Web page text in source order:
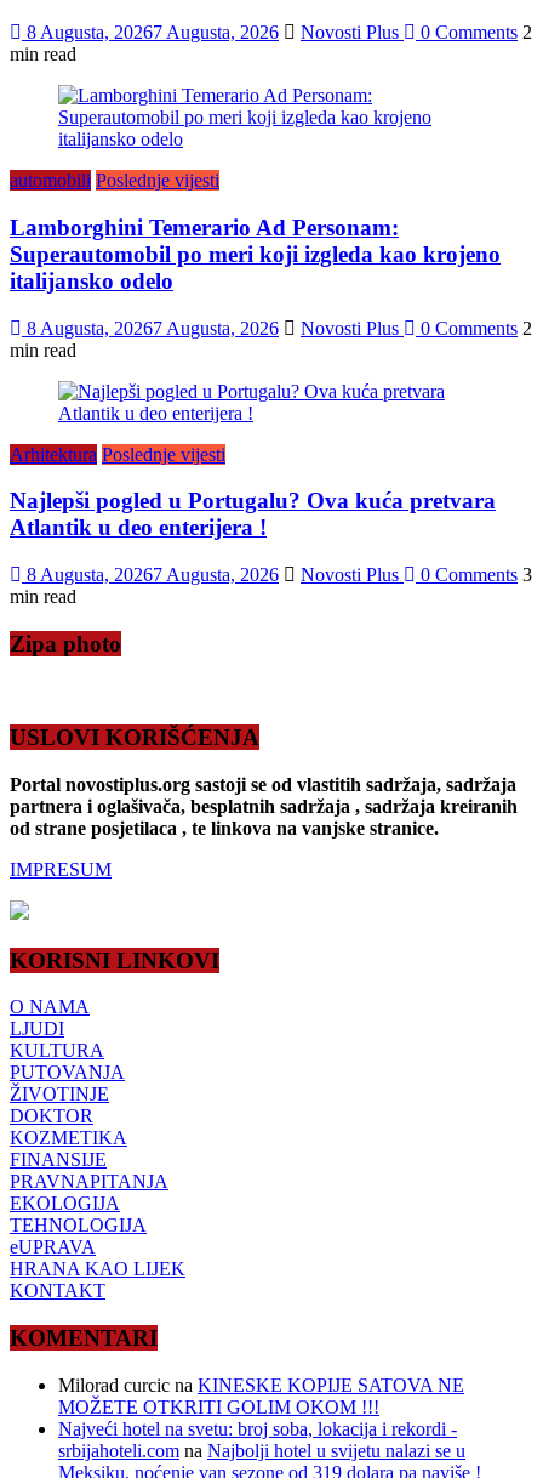
8 Augusta, 20267 Augusta, 2026 Novosti Plus 0 Comments 2
min read
automobili Poslednje vijesti
Lamborghini Temerario Ad Personam:
Superautomobil po meri koji izgleda kao krojeno
italijansko odelo
8 Augusta, 20267 Augusta, 2026 Novosti Plus 0 Comments 2
min read
Arhitektura Poslednje vijesti
Najlepši pogled u Portugalu? Ova kuća pretvara
Atlantik u deo enterijera !
8 Augusta, 20267 Augusta, 2026 Novosti Plus 0 Comments 3
min read
Zipa photo
USLOVI KORIŠĆENJA
Portal novostiplus.org sastoji se od vlastitih sadržaja, sadržaja
partnera i oglašivača, besplatnih sadržaja , sadržaja kreiranih
od strane posjetilaca , te linkova na vanjske stranice.
IMPRESUM
KORISNI LINKOVI
O NAMA
LJUDI
KULTURA
PUTOVANJA
ŽIVOTINJE
DOKTOR
KOZMETIKA
FINANSIJE
PRAVNAPITANJA
EKOLOGIJA
TEHNOLOGIJA
eUPRAVA
HRANA KAO LIJEK
KONTAKT
KOMENTARI
Milorad curcic na KINESKE KOPIJE SATOVA NE
MOŽETE OTKRITI GOLIM OKOM !!!
Najveći hotel na svetu: broj soba, lokacija i rekordi -
srbijahoteli.com na Najbolji hotel u svijetu nalazi se u
Meksiku, noćenje van sezone od 319 dolara pa naviše !